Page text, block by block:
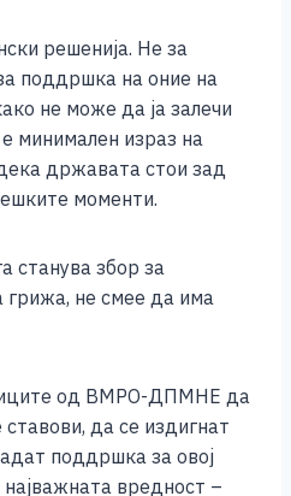
решенија. Не за
поддршка на оние на
не може да ја залечи
минимален израз на
државата стои зад
моменти.
станува збор за
грижа, не смее да има
од ВМРО-ДПМНЕ да
да се издигнат
поддршка за овој
најважната вредност –